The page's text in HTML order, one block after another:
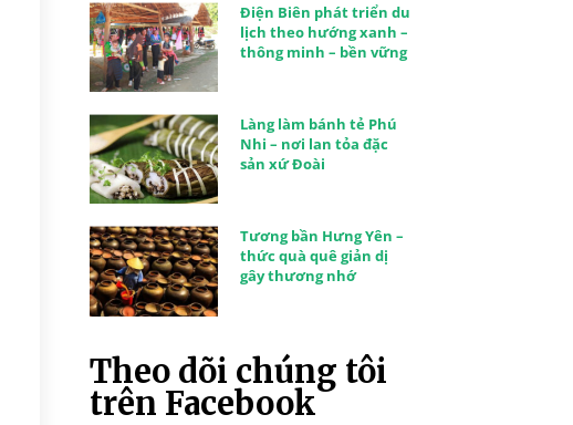
Điện Biên phát triển du
lịch theo hướng xanh –
thông minh – bền vững
Làng làm bánh tẻ Phú
Nhi – nơi lan tỏa đặc
sản xứ Đoài
Tương bần Hưng Yên –
thức quà quê giản dị
gây thương nhớ
Theo dõi chúng tôi
trên Facebook